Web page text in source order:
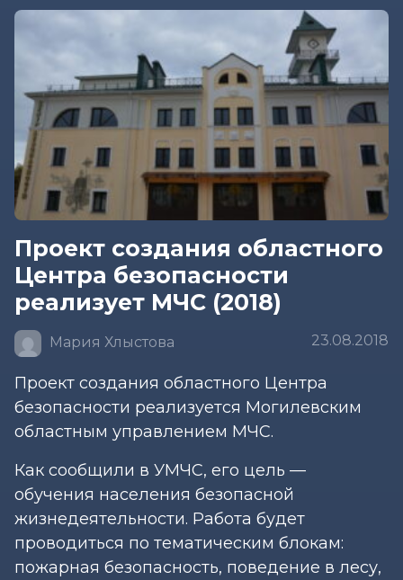
Проект создания областного
Центра безопасности
реализует МЧС (2018)
Мария Хлыстова 23.08.2018
Проект создания областного Центра
безопасности реализуется Могилевским
областным управлением МЧС.
Как сообщили в УМЧС, его цель —
обучения населения безопасной
жизнедеятельности. Работа будет
проводиться по тематическим блокам:
пожарная безопасность, поведение в лесу,